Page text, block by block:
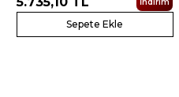
Sepete Ekle